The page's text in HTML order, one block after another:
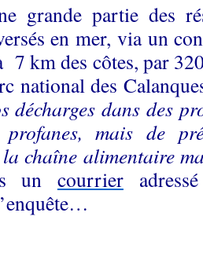
grande partie des
en mer, via un
7 km des côtes, par
national des
décharges dans des
profanes, mais de
chaîne alimentaire
un courrier
…